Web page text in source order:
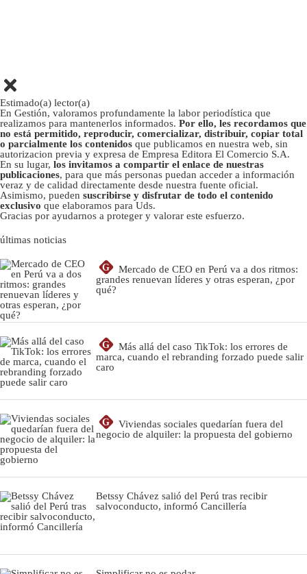
Estimado(a) lector(a)
En Gestión, valoramos profundamente la labor periodística que
realizamos para mantenerlos informados. Por ello, les recordamos que
no está permitido, reproducir, comercializar, distribuir, copiar total
o parcialmente los contenidos que publicamos en nuestra web, sin
autorizacion previa y expresa de Empresa Editora El Comercio S.A.
En su lugar, los invitamos a compartir el enlace de nuestras
publicaciones, para que más personas puedan acceder a información
veraz y de calidad directamente desde nuestra fuente oficial.
Asimismo, pueden suscribirse y disfrutar de todo el contenido
exclusivo que elaboramos para Uds.
Gracias por ayudarnos a proteger y valorar este esfuerzo.
últimas noticias
G
Mercado de CEO en Perú va a dos ritmos:
grandes renuevan líderes y otras esperan, ¿por
qué?
G
Más allá del caso TikTok: los errores de
marca, cuando el rebranding forzado puede salir
caro
G
Viviendas sociales quedarían fuera del
negocio de alquiler: la propuesta del gobierno
Betssy Chávez salió del Perú tras recibir
salvoconducto, informó Cancillería